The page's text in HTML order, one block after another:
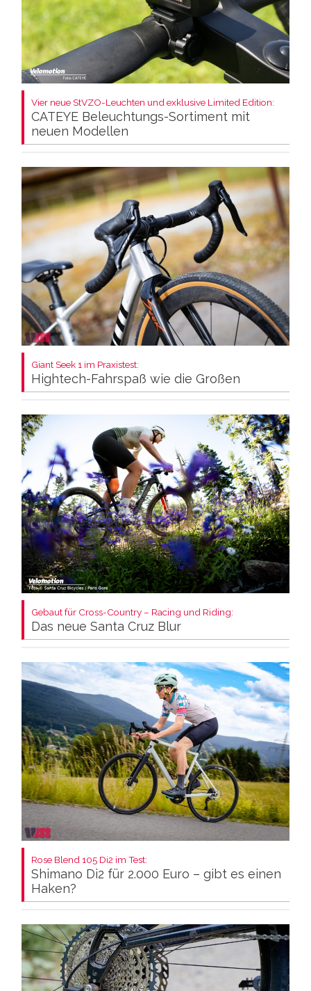
Vier neue StVZO-Leuchten und exklusive Limited Edition:
CATEYE Beleuchtungs-Sortiment mit
neuen Modellen
Giant Seek 1 im Praxistest:
Hightech-Fahrspaß wie die Großen
Gebaut für Cross-Country – Racing und Riding:
Das neue Santa Cruz Blur
Rose Blend 105 Di2 im Test:
Shimano Di2 für 2.000 Euro – gibt es einen
Haken?